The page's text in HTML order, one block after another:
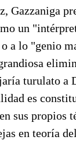
Gazzaniga
un
a lo "genio
turulato a
es
sus propios
en teoría